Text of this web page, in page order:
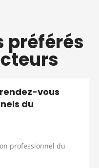
préférés
vous
du
professionnel du